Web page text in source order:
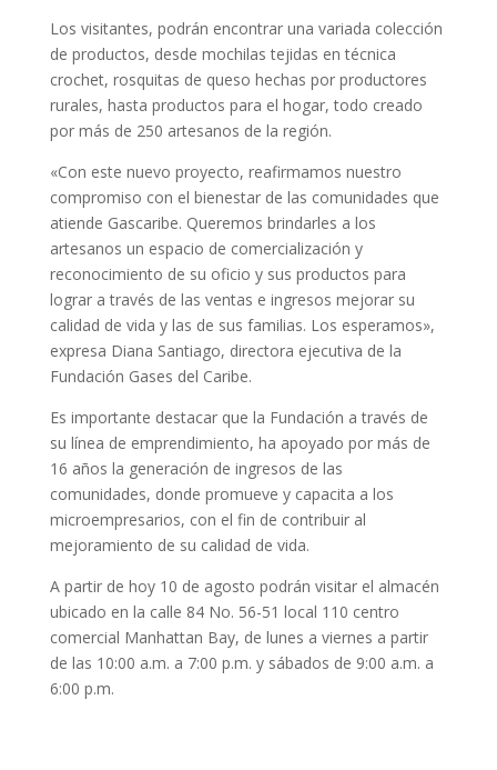
Los visitantes, podrán encontrar una variada colección
de productos, desde mochilas tejidas en técnica
crochet, rosquitas de queso hechas por productores
rurales, hasta productos para el hogar, todo creado
por más de 250 artesanos de la región.
«Con este nuevo proyecto, reafirmamos nuestro
compromiso con el bienestar de las comunidades que
atiende Gascaribe. Queremos brindarles a los
artesanos un espacio de comercialización y
reconocimiento de su oficio y sus productos para
lograr a través de las ventas e ingresos mejorar su
calidad de vida y las de sus familias. Los esperamos»,
expresa Diana Santiago, directora ejecutiva de la
Fundación Gases del Caribe.
Es importante destacar que la Fundación a través de
su línea de emprendimiento, ha apoyado por más de
16 años la generación de ingresos de las
comunidades, donde promueve y capacita a los
microempresarios, con el fin de contribuir al
mejoramiento de su calidad de vida.
A partir de hoy 10 de agosto podrán visitar el almacén
ubicado en la calle 84 No. 56-51 local 110 centro
comercial Manhattan Bay, de lunes a viernes a partir
de las 10:00 a.m. a 7:00 p.m. y sábados de 9:00 a.m. a
6:00 p.m.